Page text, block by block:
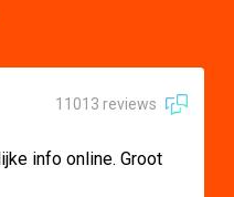
11013 reviews
info online. Groot